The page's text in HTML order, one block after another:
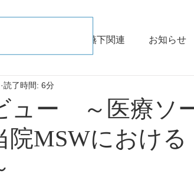
ェクト 摂食・嚥下関連 お知らせ
動・講演
ュー ～医療ソ
院MSWにおける
読了時間: 6分